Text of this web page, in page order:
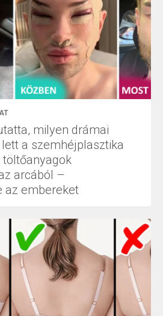
milyen drámai
a szemhéjplasztika
arcából –
az embereket